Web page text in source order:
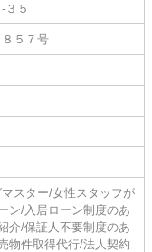
３５
５７号
スター/女性スタッフが
ン/入居ローン制度のあ
介/保証人不要制度のあ
物件取得代行/法人契約